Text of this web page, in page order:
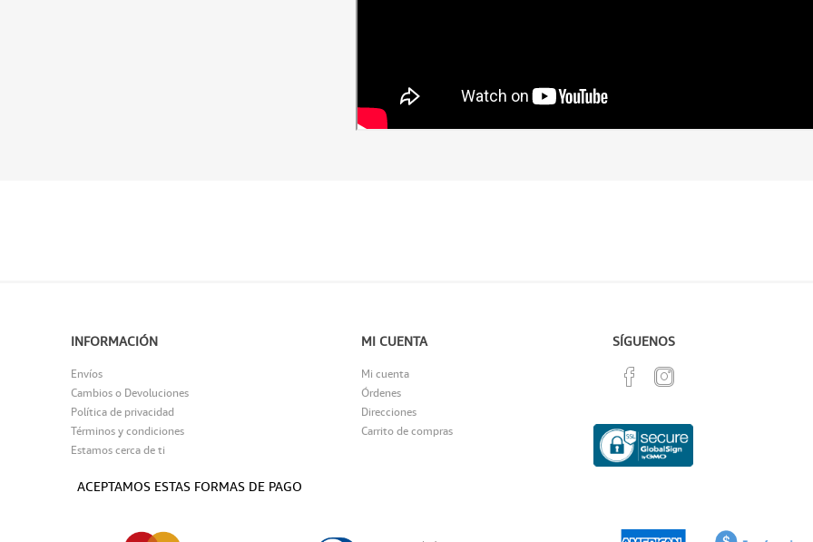
INFORMACIÓN
Envíos
Cambios o Devoluciones
Política de privacidad
Términos y condiciones
Estamos cerca de ti
MI CUENTA
Mi cuenta
Órdenes
Direcciones
Carrito de compras
SÍGUENOS
ACEPTAMOS ESTAS FORMAS DE PAGO